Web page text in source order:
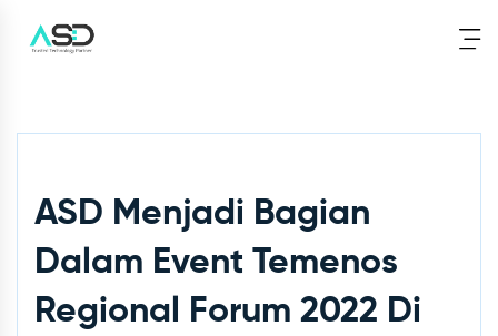
ASD Menjadi Bagian
Dalam Event Temenos
Regional Forum 2022 Di